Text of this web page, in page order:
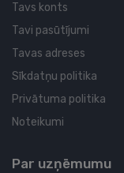
Tavs konts
Tavi pasūtījumi
Tavas adreses
Sīkdatņu politika
Privātuma politika
Noteikumi
Par uzņēmumu